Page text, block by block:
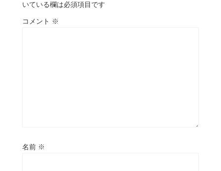
いている欄は必須項目です
コメント ※
名前 ※